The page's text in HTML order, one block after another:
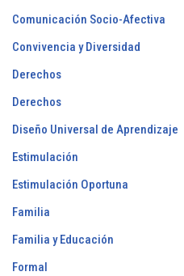
Comunicación Socio-Afectiva
Convivencia y Diversidad
Derechos
Derechos
Diseño Universal de Aprendizaje
Estimulación
Estimulación Oportuna
Familia
Familia y Educación
Formal